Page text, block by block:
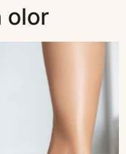
olor